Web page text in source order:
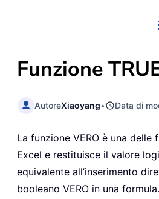
Funzione
AutoreXiaoyang• Data di
La funzione VERO è una delle
Excel e restituisce il valore
equivalente all’inserimento
booleano VERO in una